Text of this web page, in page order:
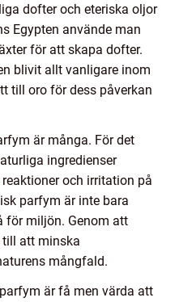
dofter och eteriska oljor
Egypten använde man
för att skapa dofter.
blivit allt vanligare inom
till oro för dess påverkan
är många. För det
ingredienser
och irritation på
parfym är inte bara
för miljön. Genom att
till att minska
mångfald.
är få men värda att